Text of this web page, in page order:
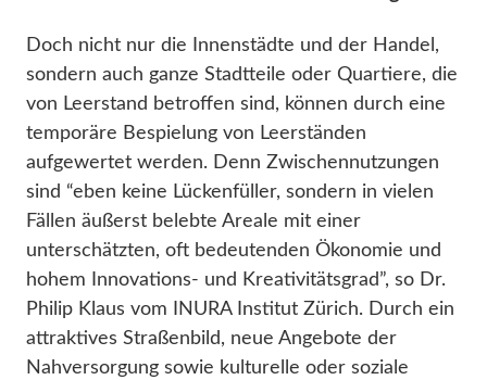
Doch nicht nur die Innenstädte und der Handel,
sondern auch ganze Stadtteile oder Quartiere, die
von Leerstand betroffen sind, können durch eine
temporäre Bespielung von Leerständen
aufgewertet werden. Denn Zwischennutzungen
sind “eben keine Lückenfüller, sondern in vielen
Fällen äußerst belebte Areale mit einer
unterschätzten, oft bedeutenden Ökonomie und
hohem Innovations- und Kreativitätsgrad”, so Dr.
Philip Klaus vom INURA Institut Zürich. Durch ein
attraktives Straßenbild, neue Angebote der
Nahversorgung sowie kulturelle oder soziale